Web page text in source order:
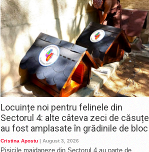
Locuințe noi pentru felinele din
Sectorul 4: alte câteva zeci de căsuțe
au fost amplasate în grădinile de bloc
Cristina Apostu | August 3, 2026
Pisicile maidaneze din Sectorul 4 au parte de